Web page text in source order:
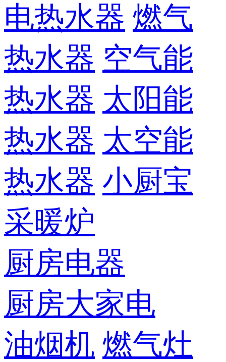
电热水器 燃气
热水器 空气能
热水器 太阳能
热水器 太空能
热水器 小厨宝
采暖炉
厨房电器
厨房大家电
油烟机 燃气灶